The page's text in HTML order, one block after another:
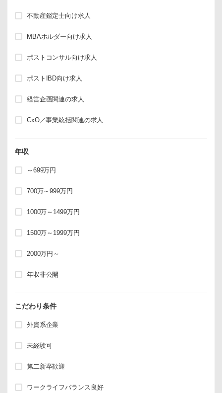
不動産鑑定士向け求人
MBAホルダー向け求人
ポストコンサル向け求人
ポストIBD向け求人
経営企画関連の求人
CxO／事業統括関連の求人
年収
～699万円
700万～999万円
1000万～1499万円
1500万～1999万円
2000万円～
年収非公開
こだわり条件
外資系企業
未経験可
第二新卒歓迎
ワークライフバランス良好